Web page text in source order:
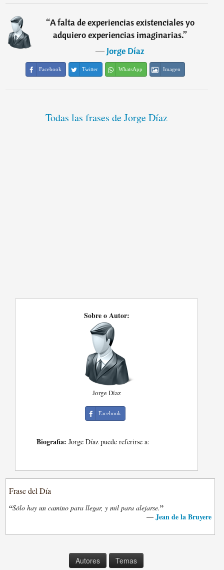
“A falta de experiencias existenciales yo
adquiero experiencias imaginarias.”
―Jorge Díaz
Facebook Twitter WhatsApp Imagen
Todas las frases de Jorge Díaz
Sobre o Autor:
Jorge Díaz
Facebook
Biografia: Jorge Díaz puede referirse a:
Frase del Día
“Sólo hay un camino para llegar, y mil para alejarse.”
— Jean de la Bruyere
Autores Temas